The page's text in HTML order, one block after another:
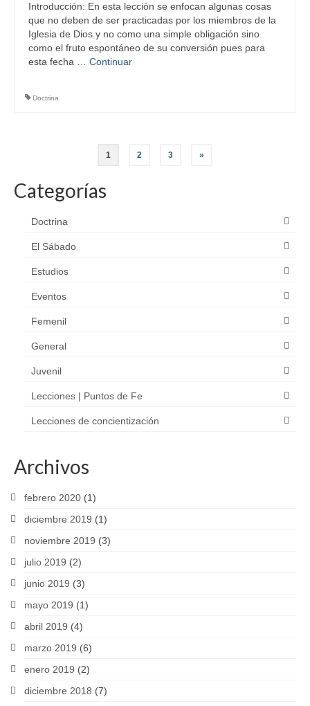
Introducción: En esta lección se enfocan algunas cosas
que no deben de ser practicadas por los miembros de la
Iglesia de Dios y no como una simple obligación sino
como el fruto espontáneo de su conversión pues para
esta fecha … Continuar
Doctrina
Navegación
de
entradas
1 2 3 »
Categorías
Doctrina
El Sábado
Estudios
Eventos
Femenil
General
Juvenil
Lecciones | Puntos de Fe
Lecciones de concientización
Archivos
febrero 2020 (1)
diciembre 2019 (1)
noviembre 2019 (3)
julio 2019 (2)
junio 2019 (3)
mayo 2019 (1)
abril 2019 (4)
marzo 2019 (6)
enero 2019 (2)
diciembre 2018 (7)